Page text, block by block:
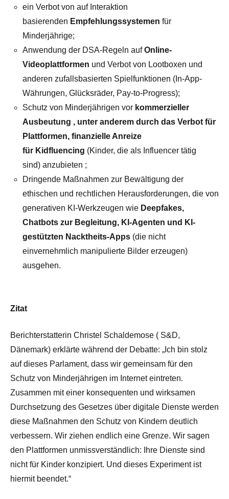
ein Verbot von auf Interaktion
basierenden Empfehlungssystemen für
Minderjährige;
Anwendung der DSA-Regeln aufOnline-
Videoplattformen und Verbot von Lootboxen und
anderen zufallsbasierten Spielfunktionen (In-App-
Währungen, Glücksräder, Pay-to-Progress);
Schutz von Minderjährigen vor kommerzieller
Ausbeutung , unter anderem durch das Verbot für
Plattformen, finanzielle Anreize
für Kidfluencing (Kinder, die als Influencer tätig
sind) anzubieten ;
Dringende Maßnahmen zur Bewältigung der
ethischen und rechtlichen Herausforderungen, die von
generativen KI-Werkzeugen wie Deepfakes,
Chatbots zur Begleitung, KI-Agenten und KI-
gestützten Nacktheits-Apps (die nicht
einvernehmlich manipulierte Bilder erzeugen)
ausgehen.
Zitat
Berichterstatterin Christel Schaldemose ( S&D,
Dänemark) erklärte während der Debatte: „Ich bin stolz
auf dieses Parlament, dass wir gemeinsam für den
Schutz von Minderjährigen im Internet eintreten.
Zusammen mit einer konsequenten und wirksamen
Durchsetzung des Gesetzes über digitale Dienste werden
diese Maßnahmen den Schutz von Kindern deutlich
verbessern. Wir ziehen endlich eine Grenze. Wir sagen
den Plattformen unmissverständlich: Ihre Dienste sind
nicht für Kinder konzipiert. Und dieses Experiment ist
hiermit beendet.“